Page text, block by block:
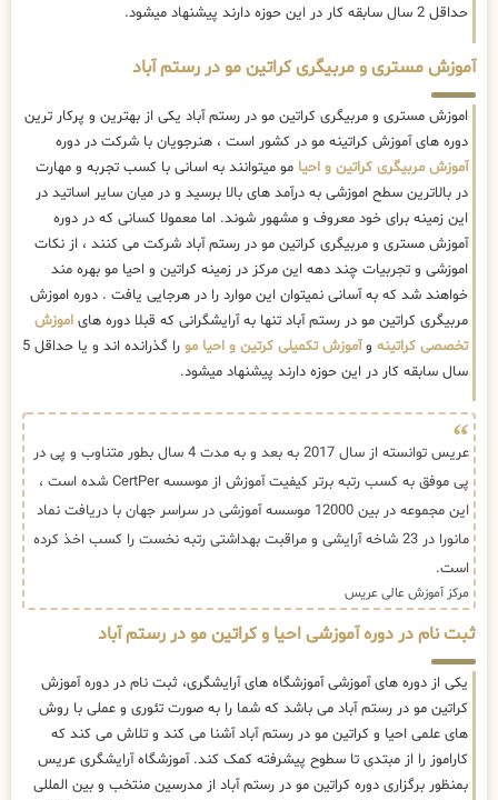
حداقل 2 سال سابقه کار در این حوزه دارند پیشنهاد میشود.
آموزش مستری و مربیگری کراتین مو در رستم آباد
اموزش مستری و مربیگری کراتین مو در رستم آباد یکی از بهترین و پرکار ترین
دوره های آموزش کراتینه مو در کشور است ، هنرجویان با شرکت در دوره
آموزش مربیگری کراتین و احیا مو میتوانند به اسانی با کسب تجربه و مهارت
در بالاترین سطح اموزشی به درآمد های بالا برسید و در میان سایر اساتید در
این زمینه برای خود معروف و مشهور شوند. اما معمولا کسانی که در دوره
آموزش مستری و مربیگری کراتین مو در رستم آباد شرکت می کنند ، از نکات
اموزشی و تجربیات چند دهه این مرکز در زمینه کراتین و احیا مو بهره مند
خواهند شد که به آسانی نمیتوان این موارد را در هرجایی یافت . دوره اموزش
مربیگری کراتین مو در رستم آباد تنها به آرایشگرانی که قبلا دوره های اموزش
تخصصی کراتینه وآموزش تکمیلی کرتین و احیا مو
را گذرانده اند و یا حداقل 5
سال سابقه کار در این حوزه دارند پیشنهاد میشود.
عریس توانسته از سال 2017 به بعد و به مدت 4 سال بطور متناوب و پی در
پی موفق به کسب رتبه برتر کیفیت آموزش از موسسه CertPer شده است ،
این مجموعه در بین 12000 موسسه آموزشی در سراسر جهان با دریافت نماد
مانورا در 23 شاخه آرایشی و مراقبت بهداشتی رتبه نخست را کسب اخذ کرده
است.
مرکز آموزش عالی عریس
ثبت نام در دوره آموزشی احیا و کراتین مو در رستم آباد
یکی از دوره های آموزشی آموزشگاه های آرایشگری، ثبت نام در دوره آموزش
کراتین مو در رستم آباد می باشد که شما را به صورت تئوری و عملی با روش
های علمی احیا و کراتین مو در رستم آباد آشنا می کند و تلاش می کند که
کاراموز را از مبتدی تا سطوح پیشرفته کمک کند. آموزشگاه آرایشگری عریس
بمنظور برگزاری دوره کراتین مو در رستم آباد از مدرسین منتخب و بین المللی